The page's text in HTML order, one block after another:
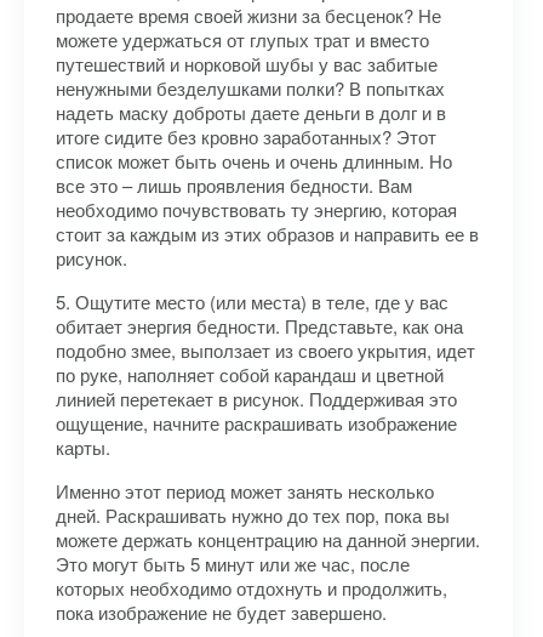
продаете время своей жизни за бесценок? Не
можете удержаться от глупых трат и вместо
путешествий и норковой шубы у вас забитые
ненужными безделушками полки? В попытках
надеть маску доброты даете деньги в долг и в
итоге сидите без кровно заработанных? Этот
список может быть очень и очень длинным. Но
все это – лишь проявления бедности. Вам
необходимо почувствовать ту энергию, которая
стоит за каждым из этих образов и направить ее в
рисунок.
5. Ощутите место (или места) в теле, где у вас
обитает энергия бедности. Представьте, как она
подобно змее, выползает из своего укрытия, идет
по руке, наполняет собой карандаш и цветной
линией перетекает в рисунок. Поддерживая это
ощущение, начните раскрашивать изображение
карты.
Именно этот период может занять несколько
дней. Раскрашивать нужно до тех пор, пока вы
можете держать концентрацию на данной энергии.
Это могут быть 5 минут или же час, после
которых необходимо отдохнуть и продолжить,
пока изображение не будет завершено.